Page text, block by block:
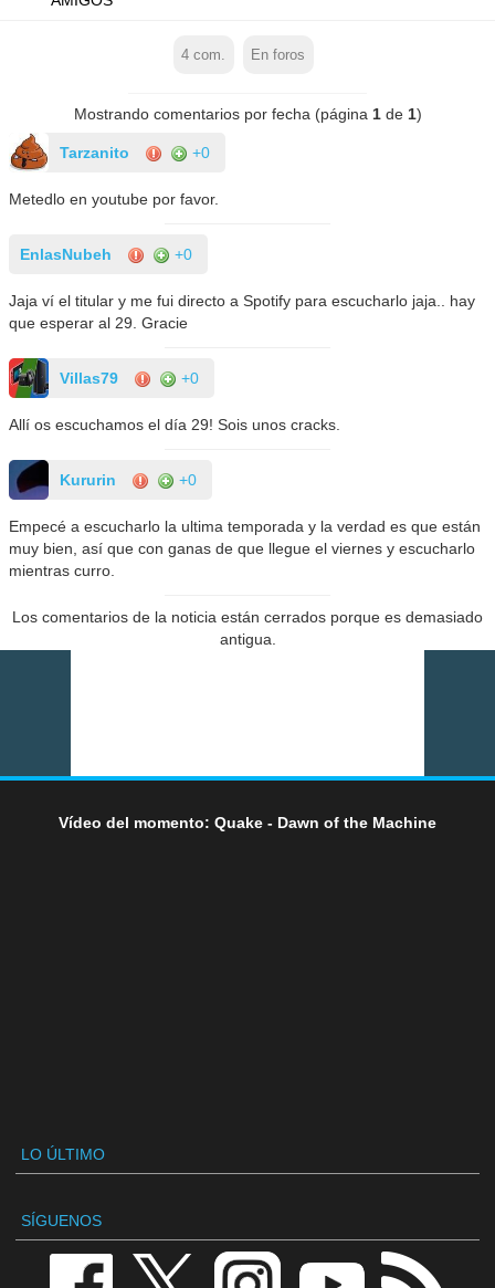
4 com. En foros
Mostrando comentarios por fecha (página 1de 1)
Tarzanito +0
Metedlo en youtube por favor.
EnlasNubeh +0
Jaja ví el titular y me fui directo a Spotify para escucharlo jaja.. hay
que esperar al 29. Gracie
Villas79 +0
Allí os escuchamos el día 29! Sois unos cracks.
Kururin +0
Empecé a escucharlo la ultima temporada y la verdad es que están
muy bien, así que con ganas de que llegue el viernes y escucharlo
mientras curro.
Los comentarios de la noticia están cerrados porque es demasiado
antigua.
Vídeo del momento: Quake - Dawn of the Machine
LO ÚLTIMO
SÍGUENOS